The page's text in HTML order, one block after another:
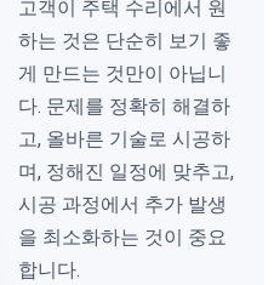
고객이 주택 수리에서 원
하는 것은 단순히 보기 좋
게 만드는 것만이 아닙니
다. 문제를 정확히 해결하
고, 올바른 기술로 시공하
며, 정해진 일정에 맞추고,
시공 과정에서 추가 발생
을 최소화하는 것이 중요
합니다.